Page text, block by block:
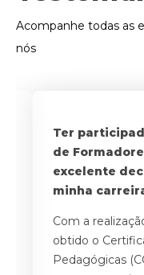
Acompanhe todas as
nós
Ter
de
excelente
minha
Com a
obtido o
Pedagógicas